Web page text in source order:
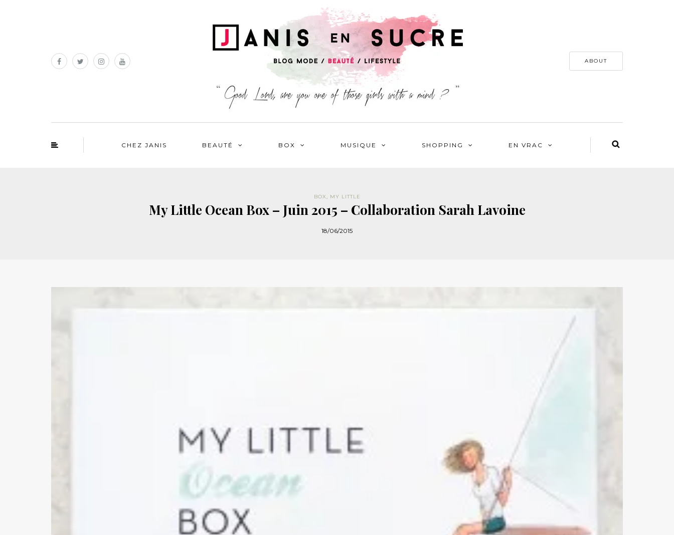
ABOUT
CHEZ JANIS BEAUTÉ BOX MUSIQUE SHOPPING EN VRAC
BOX, MY LITTLE
My Little Ocean Box – Juin 2015 – Collaboration Sarah Lavoine
18/06/2015